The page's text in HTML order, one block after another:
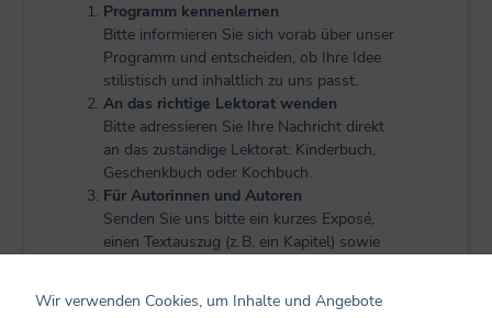
Programm kennenlernen
Bitte informieren Sie sich vorab über unser
Programm und entscheiden, ob Ihre Idee
stilistisch und inhaltlich zu uns passt.
An das richtige Lektorat wenden
Bitte adressieren Sie Ihre Nachricht direkt
an das zuständige Lektorat: Kinderbuch,
Geschenkbuch oder Kochbuch.
Für Autorinnen und Autoren
Senden Sie uns bitte ein kurzes Exposé,
einen Textauszug (z. B. ein Kapitel) sowie
Für Illustratorinnen und Illustratoren
Wir verwenden Cookies, um Inhalte und Angebote